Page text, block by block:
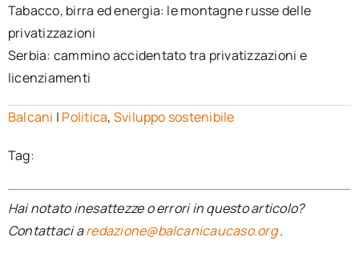
Tabacco, birra ed energia: le montagne russe delle
privatizzazioni
Serbia: cammino accidentato tra privatizzazioni e
licenziamenti
Balcani | Politica, Sviluppo sostenibile
Tag:
Hai notato inesattezze o errori in questo articolo?
Contattaci aredazione@balcanicaucaso.org.